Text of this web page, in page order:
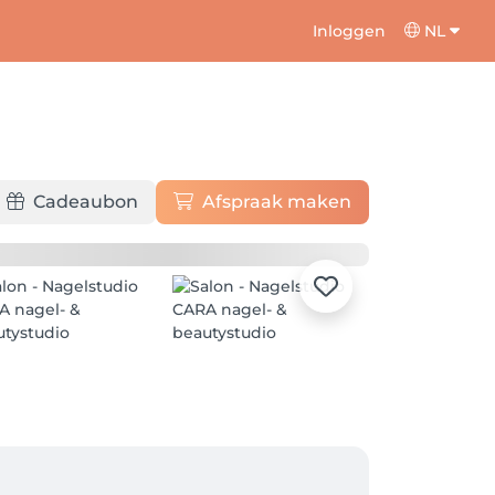
Inloggen NL
Cadeaubon Afspraak maken